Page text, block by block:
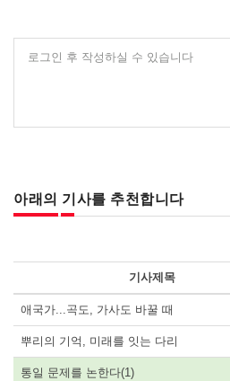
로그인 후 작성하실 수 있습니다
아래의 기사를 추천합니다
기사제목
애국가...곡도, 가사도 바꿀 때
뿌리의 기억, 미래를 잇는 다리
통일 문제를 논한다(1)